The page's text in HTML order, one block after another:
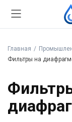
Главная
Фильтры на